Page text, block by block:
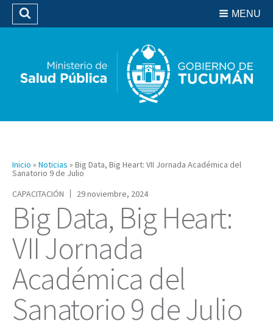
Biblioteca
MENU
Buscar
Inicio » Noticias » Big Data, Big Heart: VII Jornada Académica del
Sanatorio 9 de Julio
CAPACITACIÓN
29 noviembre, 2024
Big Data, Big Heart:
VII Jornada
Académica del
Sanatorio 9 de Julio